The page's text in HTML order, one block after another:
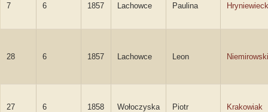
7 6 1857 Lachowce Paulina
28 6 1857 Lachowce Leon Niemirowski
27 6 1858 Wołoczyska Piotr Krakowiak